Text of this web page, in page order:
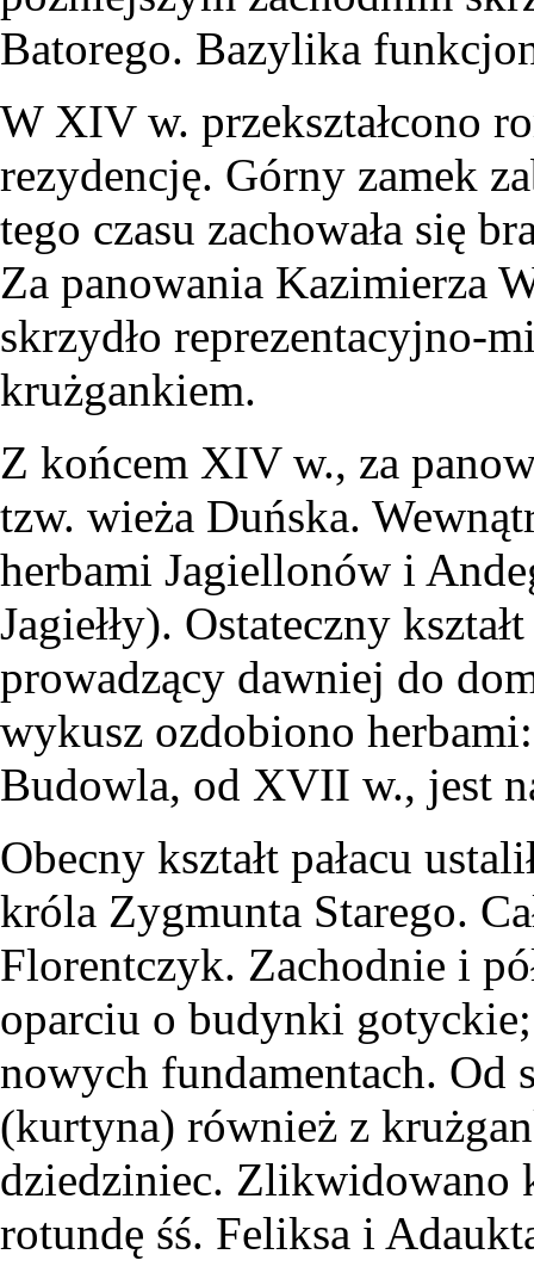
Batorego. Bazylika
W XIV w. przekształcono
rezydencję. Górny zamek
tego czasu zachowała się
Za panowania Kazimierza
skrzydło reprezentacyjno-
krużgankiem.
Z końcem XIV w., za
tzw. wieża Duńska.
herbami Jagiellonów i
Jagiełły). Ostateczny
prowadzący dawniej do
wykusz ozdobiono
Budowla, od XVII w., jest
Obecny kształt pałacu
króla Zygmunta Starego.
Florentczyk. Zachodnie i
oparciu o budynki gotyckie;
nowych fundamentach. Od
(kurtyna) również z
dziedziniec. Zlikwidowano
rotundę śś. Feliksa i